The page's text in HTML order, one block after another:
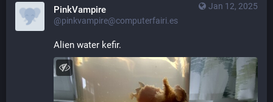
Jan 12, 2025
PinkVampire
@pinkvampire@computerfairi.es
Alien water kefir.